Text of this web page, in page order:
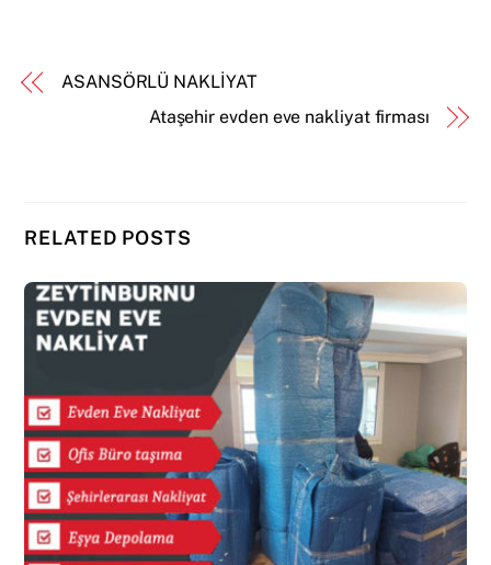
ASANSÖRLÜ NAKLİYAT
Ataşehir evden eve nakliyat firması
RELATED POSTS